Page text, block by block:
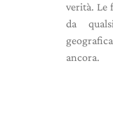
verità. Le
da
ancora.